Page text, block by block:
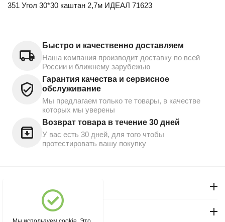
351 Угол 30*30 каштан 2,7м ИДЕАЛ 71623
Быстро и качественно доставляем
Наша компания производит доставку по всей
России и ближнему зарубежью
Гарантия качества и сервисное
обслуживание
Мы предлагаем только те товары, в качестве
которых мы уверены
Возврат товара в течение 30 дней
У вас есть 30 дней, для того чтобы
протестировать вашу покупку
Магазин "Северный"